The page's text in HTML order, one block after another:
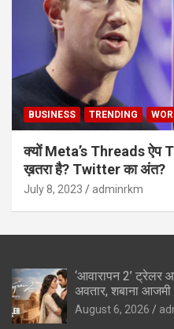
BUSINESS TRENDING
क्यों Meta’s Threads ऐप
ख़तरा है? Twitter का अंत?
July 8, 2023 adminrkm
‘आवारापन 2’ ट्रेलर
अवतार, शबाना
August 6, 2026